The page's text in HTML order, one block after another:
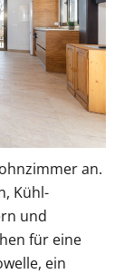
an.
Kühl-
und
für eine
ein